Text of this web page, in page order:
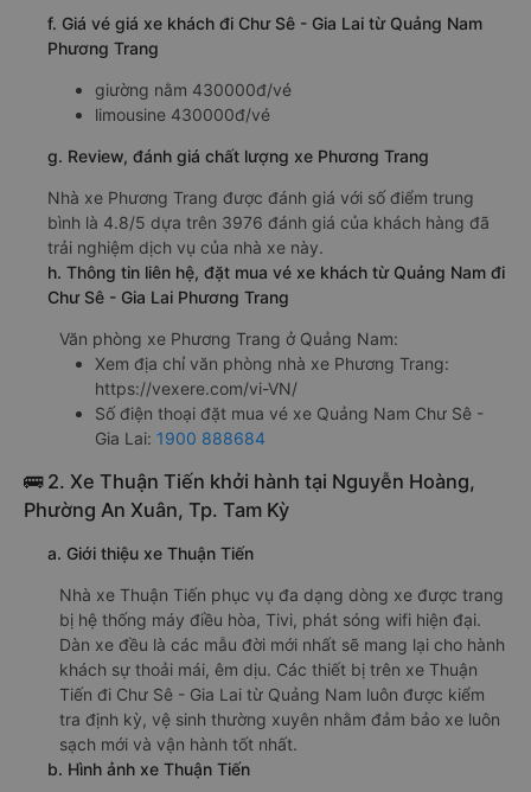
f. Giá vé giá xe khách đi Chư Sê - Gia Lai từ Quảng Nam
Phương Trang
giường nằm 430000đ/vé
limousine 430000đ/vé
g. Review, đánh giá chất lượng xe Phương Trang
Nhà xe Phương Trang được đánh giá với số điểm trung
bình là 4.8/5 dựa trên 3976 đánh giá của khách hàng đã
trải nghiệm dịch vụ của nhà xe này.
h. Thông tin liên hệ, đặt mua vé xe khách từ Quảng Nam đi
Chư Sê - Gia Lai Phương Trang
Văn phòng xe Phương Trang ở Quảng Nam:
Xem địa chỉ văn phòng nhà xe Phương Trang:
https://vexere.com/vi-VN/
Số điện thoại đặt mua vé xe Quảng Nam Chư Sê -
Gia Lai: 1900 888684
🚌 2. Xe Thuận Tiến khởi hành tại Nguyễn Hoàng,
Phường An Xuân, Tp. Tam Kỳ
a. Giới thiệu xe Thuận Tiến
Nhà xe Thuận Tiến phục vụ đa dạng dòng xe được trang
bị hệ thống máy điều hòa, Tivi, phát sóng wifi hiện đại.
Dàn xe đều là các mẫu đời mới nhất sẽ mang lại cho hành
khách sự thoải mái, êm dịu. Các thiết bị trên xe Thuận
Tiến đi Chư Sê - Gia Lai từ Quảng Nam luôn được kiểm
tra định kỳ, vệ sinh thường xuyên nhằm đảm bảo xe luôn
sạch mới và vận hành tốt nhất.
b. Hình ảnh xe Thuận Tiến